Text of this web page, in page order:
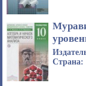
Страна: